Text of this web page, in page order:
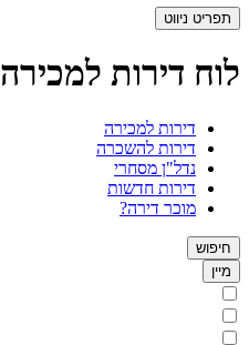
תפריט ניווט
לוח דירות למכירה
דירות למכירה
דירות להשכרה
נדל"ן מסחרי
דירות חדשות
מוכר דירה?
חיפוש
מיין